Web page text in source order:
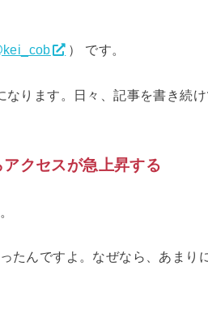
） です。
なります。日々、記事を書き続
クセスが急上昇する
たんですよ。なぜなら、あまり